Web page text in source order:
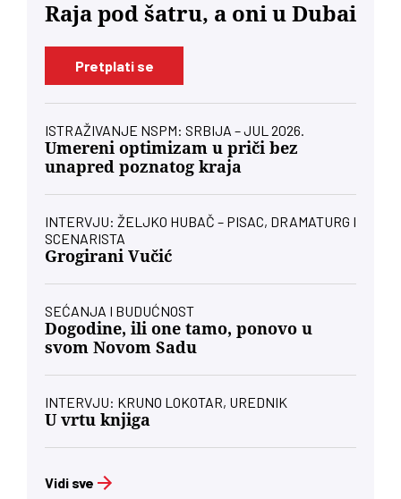
Raja pod šatru, a oni u Dubai
Pretplati se
ISTRAŽIVANJE NSPM: SRBIJA – JUL 2026.
Umereni optimizam u priči bez
unapred poznatog kraja
INTERVJU: ŽELJKO HUBAČ – PISAC, DRAMATURG I
SCENARISTA
Grogirani Vučić
SEĆANJA I BUDUĆNOST
Dogodine, ili one tamo, ponovo u
svom Novom Sadu
INTERVJU: KRUNO LOKOTAR, UREDNIK
U vrtu knjiga
Vidi sve